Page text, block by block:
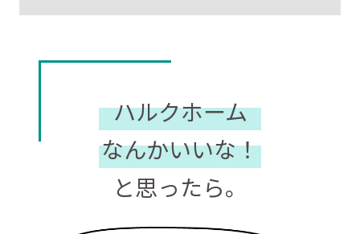
ハルクホーム
なんかいいな！
と思ったら。